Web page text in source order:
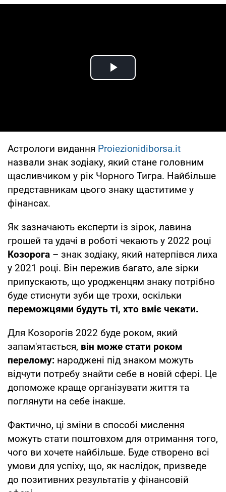
Play Video
Астрологи видання Рroiezionidiborsa.it
назвали знак зодіаку, який стане головним
щасливчиком у рік Чорного Тигра. Найбільше
представникам цього знаку щаститиме у
фінансах.
Як зазначають експерти із зірок, лавина
грошей та удачі в роботі чекають у 2022 році
Козорога – знак зодіаку, який натерпівся лиха
у 2021 році. Він пережив багато, але зірки
припускають, що уродженцям знаку потрібно
буде стиснути зуби ще трохи, оскільки
переможцями будуть ті, хто вміє чекати.
Для Козорогів 2022 буде роком, який
запам'ятається, він може стати роком
перелому: народжені під знаком можуть
відчути потребу знайти себе в новій сфері. Це
допоможе краще організувати життя та
поглянути на себе інакше.
Фактично, ці зміни в способі мислення
можуть стати поштовхом для отримання того,
чого ви хочете найбільше. Буде створено всі
умови для успіху, що, як наслідок, призведе
до позитивних результатів у фінансовій